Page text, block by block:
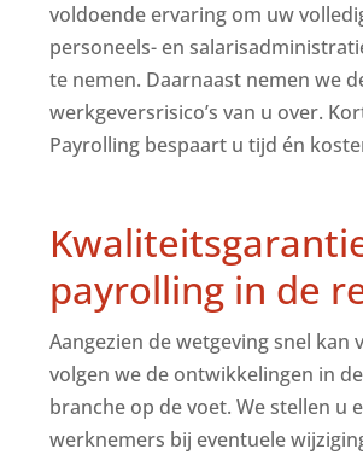
voldoende ervaring om uw
personeels- en
te nemen. Daarnaast nemen we
werkgeversrisico’s van u over.
Payrolling bespaart u tijd én
payrolling in de
Aangezien de wetgeving snel kan
volgen we de ontwikkelingen in
branche op de voet. We stellen u
werknemers bij eventuele